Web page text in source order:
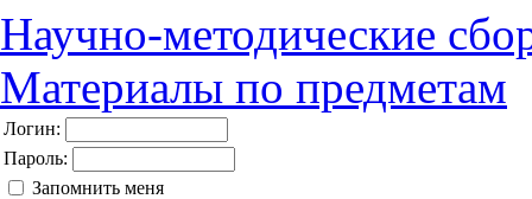
Научно-методические
Материалы по предметам
Логин:
Пароль:
Запомнить меня